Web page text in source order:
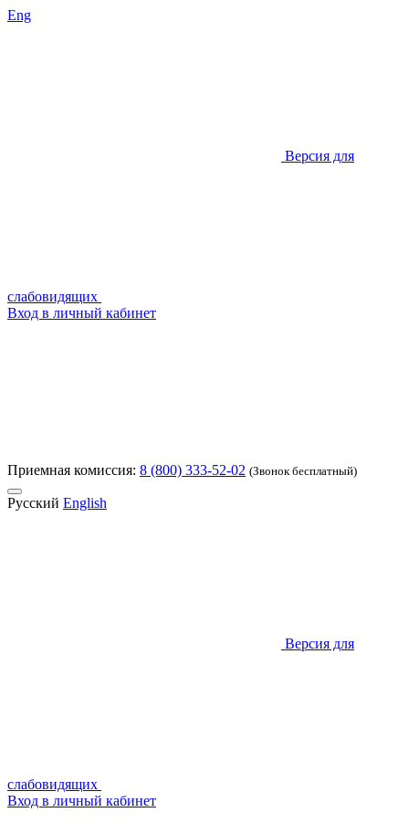
Eng
Версия для
слабовидящих
Вход в личный кабинет
Приемная комиссия: 8 (800) 333-52-02 (Звонок бесплатный)
Русский English
Версия для
слабовидящих
Вход в личный кабинет